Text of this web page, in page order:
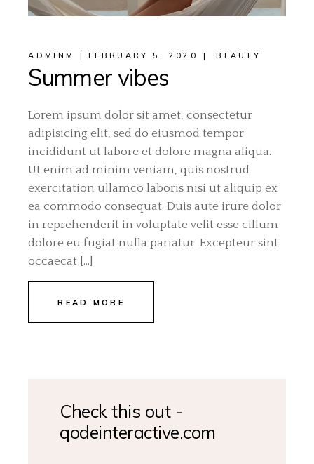
ADMINM FEBRUARY 5, 2020 BEAUTY
Summer vibes
Lorem ipsum dolor sit amet, consectetur
adipisicing elit, sed do eiusmod tempor
incididunt ut labore et dolore magna aliqua.
Ut enim ad minim veniam, quis nostrud
exercitation ullamco laboris nisi ut aliquip ex
ea commodo consequat. Duis aute irure dolor
in reprehenderit in voluptate velit esse cillum
dolore eu fugiat nulla pariatur. Excepteur sint
occaecat […]
READ MORE
Check this out -
qodeinteractive.com